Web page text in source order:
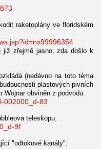
raketoplány ve floridském
zřejmě jasno, zda došlo k
(nedávno na toto téma
plastových pivních
obviněn z podvodu.
002000_d-83
teleskopu.
9f
"odtokové kanály".